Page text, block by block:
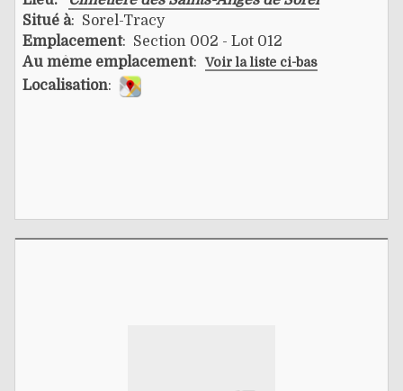
Situé à: Sorel-Tracy
Emplacement: Section 002 - Lot 012
Au même emplacement: Voir la liste ci-bas
Localisation: